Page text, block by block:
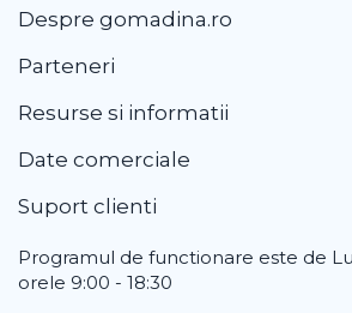
Despre gomadina.ro
Parteneri
Resurse si informatii
Date comerciale
Suport clienti
Programul de functionare este de
orele 9:00 - 18:30